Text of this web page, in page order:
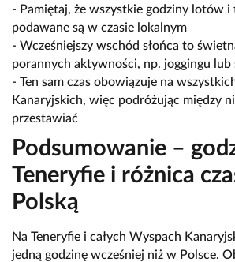
- Pamiętaj, że wszystkie godziny lotów
podawane są w czasie lokalnym
- Wcześniejszy wschód słońca to
porannych aktywności, np. joggingu lub
- Ten sam czas obowiązuje na
Kanaryjskich, więc podróżując między
przestawiać
Podsumowanie –
Teneryfie i różnica
Polską
Na Teneryfie i całych Wyspach
jedną godzinę wcześniej niż w Polsce.